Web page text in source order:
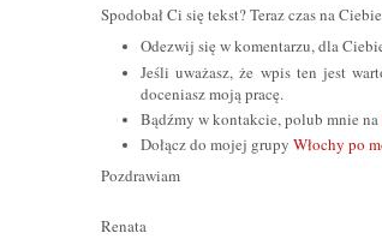
Spodobał Ci się tekst? Teraz czas na
Odezwij się w komentarzu, dla
Jeśli uważasz, że wpis ten jest
doceniasz moją pracę.
Bądźmy w kontakcie, polub mnie na
Dołącz do mojej grupy Włochy po
Pozdrawiam
Renata